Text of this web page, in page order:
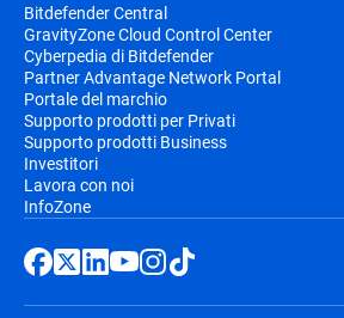
Bitdefender Central
GravityZone Cloud Control Center
Cyberpedia di Bitdefender
Partner Advantage Network Portal
Portale del marchio
Supporto prodotti per Privati
Supporto prodotti Business
Investitori
Lavora con noi
InfoZone